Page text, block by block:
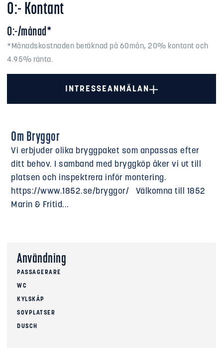
0:- Kontant
0:-/månad*
*Månadskostnaden beräknad på 60mån, 20% kontant och
4.95% ränta.
INTRESSEANMÄLAN
Om Bryggor
Vi erbjuder olika bryggpaket som anpassas efter
ditt behov. I samband med bryggköp åker vi ut till
platsen och inspektrera inför montering.
https://www.1852.se/bryggor/ Välkomna till 1852
Marin & Fritid...
Användning
PASSAGERARE
WC
KYLSKÅP
SOVPLATSER
DUSCH